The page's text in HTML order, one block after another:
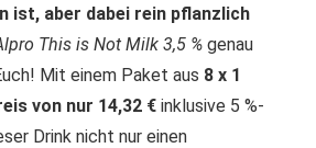
ist, aber dabei rein pflanzlich
This is Not Milk 3,5 % genau
Mit einem Paket aus 8 x 1
von nur 14,32 € inklusive 5 %-
Drink nicht nur einen